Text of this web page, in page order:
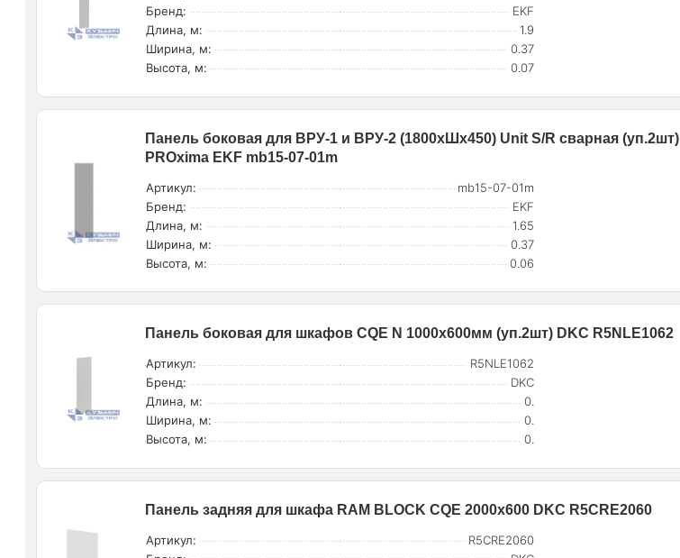
Бренд:
EKF
Длина, м:
1.9
Ширина, м:
0.37
Высота, м:
0.07
Панель боковая для ВРУ-1 и ВРУ-2 (1800хШх450) Unit S/R сварная (уп.2шт)
PROxima EKF mb15-07-01m
Артикул:
mb15-07-01m
Бренд:
EKF
Длина, м:
1.65
Ширина, м:
0.37
Высота, м:
0.06
Панель боковая для шкафов CQE N 1000х600мм (уп.2шт) DKC R5NLE1062
Артикул:
R5NLE1062
Бренд:
DKC
Длина, м:
0.
Ширина, м:
0.
Высота, м:
0.
Панель задняя для шкафа RAM BLOCK CQE 2000х600 DKC R5CRE2060
Артикул:
R5CRE2060